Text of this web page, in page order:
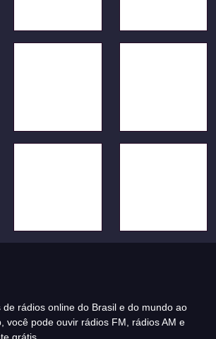
rádios online do Brasil e do mundo ao
você pode ouvir rádios FM, rádios AM e